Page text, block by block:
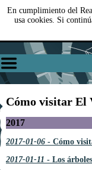
En cumplimiento del
usa cookies. Si
Cómo visitar El
2017
2017-01-06 - Cómo
2017-01-11 - Los árboles